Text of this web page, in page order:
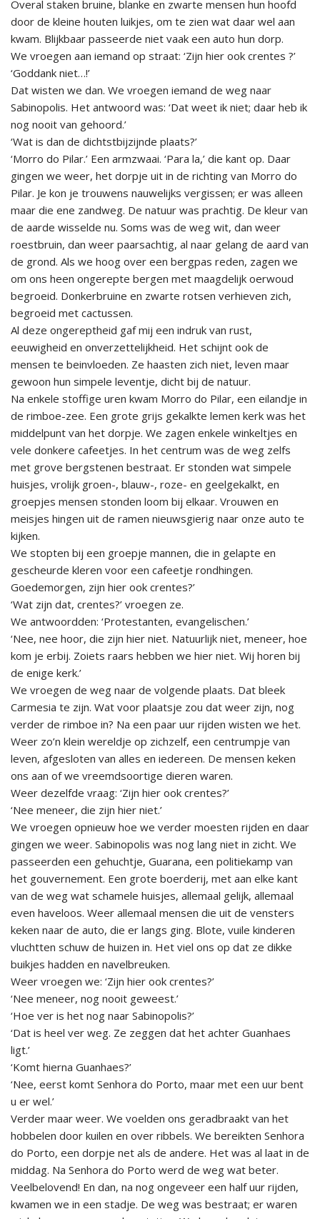
Overal staken bruine, blanke en zwarte mensen hun hoofd
door de kleine houten luikjes, om te zien wat daar wel aan
kwam. Blijkbaar passeerde niet vaak een auto hun dorp.
We vroegen aan iemand op straat: ‘Zijn hier ook crentes ?’
‘Goddank niet…!’
Dat wisten we dan. We vroegen iemand de weg naar
Sabinopolis. Het antwoord was: ‘Dat weet ik niet; daar heb ik
nog nooit van gehoord.’
‘Wat is dan de dichtstbijzijnde plaats?’
‘Morro do Pilar.’ Een armzwaai. ‘Para la,’ die kant op. Daar
gingen we weer, het dorpje uit in de richting van Morro do
Pilar. Je kon je trouwens nauwelijks vergissen; er was alleen
maar die ene zandweg. De natuur was prachtig. De kleur van
de aarde wisselde nu. Soms was de weg wit, dan weer
roestbruin, dan weer paarsachtig, al naar gelang de aard van
de grond. Als we hoog over een bergpas reden, zagen we
om ons heen ongerepte bergen met maagdelijk oerwoud
begroeid. Donkerbruine en zwarte rotsen verhieven zich,
begroeid met cactussen.
Al deze ongereptheid gaf mij een indruk van rust,
eeuwigheid en onverzettelijkheid. Het schijnt ook de
mensen te beinvloeden. Ze haasten zich niet, leven maar
gewoon hun simpele leventje, dicht bij de natuur.
Na enkele stoffige uren kwam Morro do Pilar, een eilandje in
de rimboe-zee. Een grote grijs gekalkte lemen kerk was het
middelpunt van het dorpje. We zagen enkele winkeltjes en
vele donkere cafeetjes. In het centrum was de weg zelfs
met grove bergstenen bestraat. Er stonden wat simpele
huisjes, vrolijk groen-, blauw-, roze- en geelgekalkt, en
groepjes mensen stonden loom bij elkaar. Vrouwen en
meisjes hingen uit de ramen nieuwsgierig naar onze auto te
kijken.
We stopten bij een groepje mannen, die in gelapte en
gescheurde kleren voor een cafeetje rondhingen.
Goedemorgen, zijn hier ook crentes?’
‘Wat zijn dat, crentes?’ vroegen ze.
We antwoordden: ‘Protestanten, evangelischen.’
‘Nee, nee hoor, die zijn hier niet. Natuurlijk niet, meneer, hoe
kom je erbij. Zoiets raars hebben we hier niet. Wij horen bij
de enige kerk.’
We vroegen de weg naar de volgende plaats. Dat bleek
Carmesia te zijn. Wat voor plaatsje zou dat weer zijn, nog
verder de rimboe in? Na een paar uur rijden wisten we het.
Weer zo’n klein wereldje op zichzelf, een centrumpje van
leven, afgesloten van alles en iedereen. De mensen keken
ons aan of we vreemdsoortige dieren waren.
Weer dezelfde vraag: ‘Zijn hier ook crentes?’
‘Nee meneer, die zijn hier niet.’
We vroegen opnieuw hoe we verder moesten rijden en daar
gingen we weer. Sabinopolis was nog lang niet in zicht. We
passeerden een gehuchtje, Guarana, een politiekamp van
het gouvernement. Een grote boerderij, met aan elke kant
van de weg wat schamele huisjes, allemaal gelijk, allemaal
even haveloos. Weer allemaal mensen die uit de vensters
keken naar de auto, die er langs ging. Blote, vuile kinderen
vluchtten schuw de huizen in. Het viel ons op dat ze dikke
buikjes hadden en navelbreuken.
Weer vroegen we: ‘Zijn hier ook crentes?’
‘Nee meneer, nog nooit geweest.’
‘Hoe ver is het nog naar Sabinopolis?’
‘Dat is heel ver weg. Ze zeggen dat het achter Guanhaes
ligt.’
‘Komt hierna Guanhaes?’
‘Nee, eerst komt Senhora do Porto, maar met een uur bent
u er wel.’
Verder maar weer. We voelden ons geradbraakt van het
hobbelen door kuilen en over ribbels. We bereikten Senhora
do Porto, een dorpje net als de andere. Het was al laat in de
middag. Na Senhora do Porto werd de weg wat beter.
Veelbelovend! En dan, na nog ongeveer een half uur rijden,
kwamen we in een stadje. De weg was bestraat; er waren